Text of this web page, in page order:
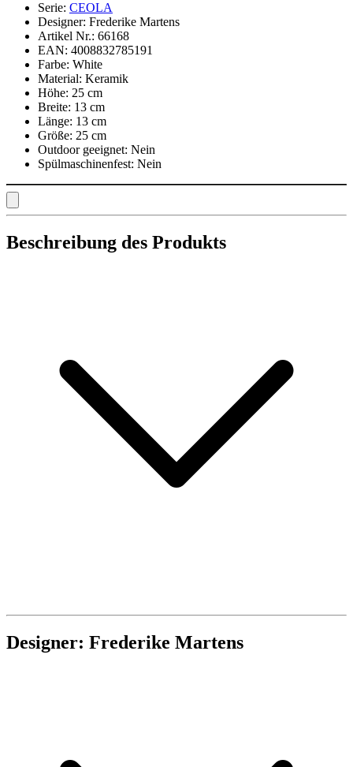
Serie: CEOLA
Designer: Frederike Martens
Artikel Nr.: 66168
EAN: 4008832785191
Farbe: White
Material: Keramik
Höhe: 25 cm
Breite: 13 cm
Länge: 13 cm
Größe: 25 cm
Outdoor geeignet: Nein
Spülmaschinenfest: Nein
Beschreibung des Produkts
Designer: Frederike Martens